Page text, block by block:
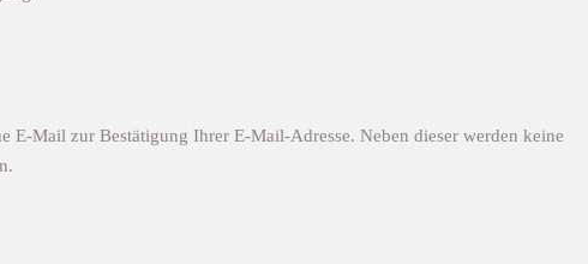
E-Mail zur Bestätigung Ihrer E-Mail-Adresse. Neben dieser werden keine